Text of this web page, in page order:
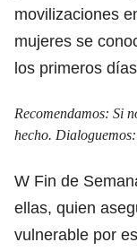
movilizaciones
mujeres se
los primeros
Recomendamos: Si
hecho.
W Fin de
ellas, quien
vulnerable por